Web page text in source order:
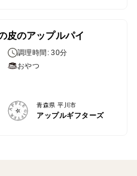
皮のアップルパイ
調理時間: 30分
おやつ
青森県 平川市
アップルギフターズ